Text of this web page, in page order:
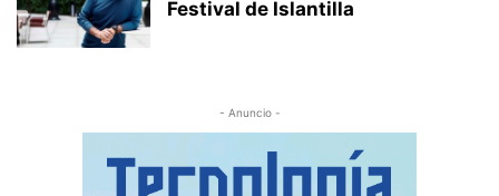
Festival de Islantilla
- Anuncio -